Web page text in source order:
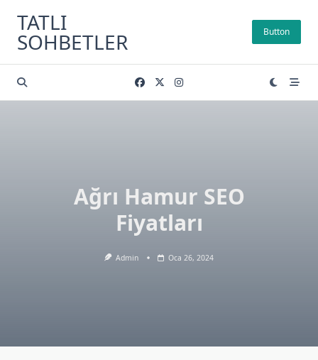
content
TATLI
SOHBETLER Button
Ağrı Hamur SEO
Fiyatları
Admin Oca 26, 2024